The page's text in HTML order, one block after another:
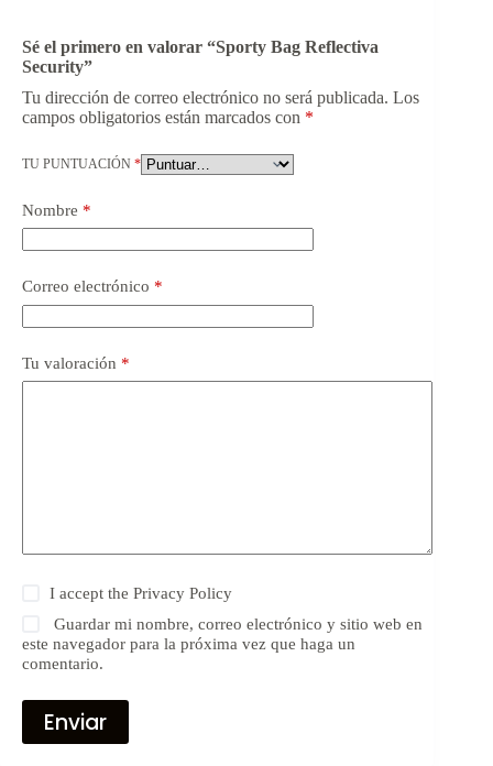
Sé el primero en valorar “Sporty Bag Reflectiva
Security”
Tu dirección de correo electrónico no será publicada. Los
campos obligatorios están marcados con *
TU PUNTUACIÓN *
Nombre *
Correo electrónico *
Tu valoración *
I accept thePrivacy Policy
Guardar mi nombre, correo electrónico y sitio web en
este navegador para la próxima vez que haga un
comentario.
Enviar